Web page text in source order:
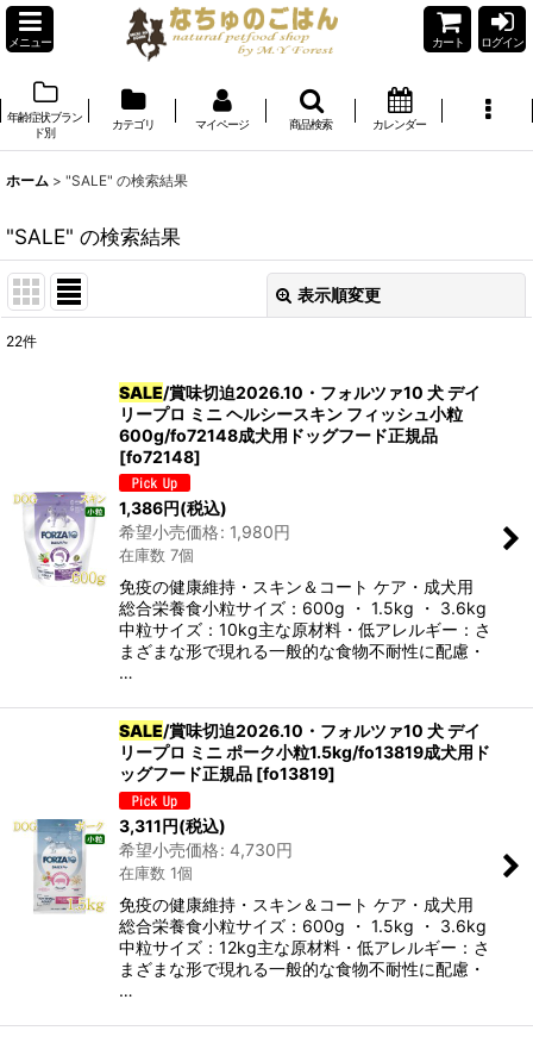
メニュー カート ログイン
年齢症状ブラン
ド別
カテゴリ マイページ 商品検索 カレンダー
ホーム > "SALE" の検索結果
"SALE" の検索結果
表示順変更
並び順:
絞り込む
22件
SALE/賞味切迫2026.10・フォルツァ10 犬 デイ
リープロ ミニ ヘルシースキン フィッシュ小粒
600g/fo72148成犬用ドッグフード正規品
[fo72148]
1,386円(税込)
希望小売価格: 1,980円
在庫数 7個
免疫の健康維持・スキン＆コート ケア・成犬用
総合栄養食小粒サイズ：600g ・ 1.5kg ・ 3.6kg
中粒サイズ：10kg主な原材料・低アレルギー：さ
まざまな形で現れる一般的な食物不耐性に配慮・
…
SALE/賞味切迫2026.10・フォルツァ10 犬 デイ
リープロ ミニ ポーク小粒1.5kg/fo13819成犬用ド
ッグフード正規品 [fo13819]
3,311円(税込)
希望小売価格: 4,730円
在庫数 1個
免疫の健康維持・スキン＆コート ケア・成犬用
総合栄養食小粒サイズ：600g ・ 1.5kg ・ 3.6kg
中粒サイズ：12kg主な原材料・低アレルギー：さ
まざまな形で現れる一般的な食物不耐性に配慮・
…